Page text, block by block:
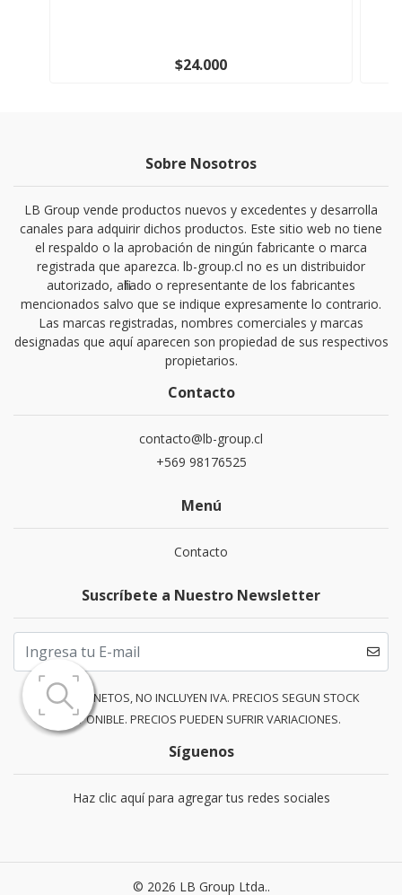
$24.000
Sobre Nosotros
LB Group vende productos nuevos y excedentes y desarrolla
canales para adquirir dichos productos. Este sitio web no tiene
el respaldo o la aprobación de ningún fabricante o marca
registrada que aparezca. lb-group.cl no es un distribuidor
autorizado, afiliado o representante de los fabricantes
mencionados salvo que se indique expresamente lo contrario.
Las marcas registradas, nombres comerciales y marcas
designadas que aquí aparecen son propiedad de sus respectivos
propietarios.
Contacto
contacto@lb-group.cl
+569 98176525
Menú
Contacto
Suscríbete a Nuestro Newsletter
PRECIOS NETOS, NO INCLUYEN IVA. PRECIOS SEGUN STOCK
DISPONIBLE. PRECIOS PUEDEN SUFRIR VARIACIONES.
Síguenos
Haz clic aquí para agregar tus redes sociales
© 2026 LB Group Ltda..